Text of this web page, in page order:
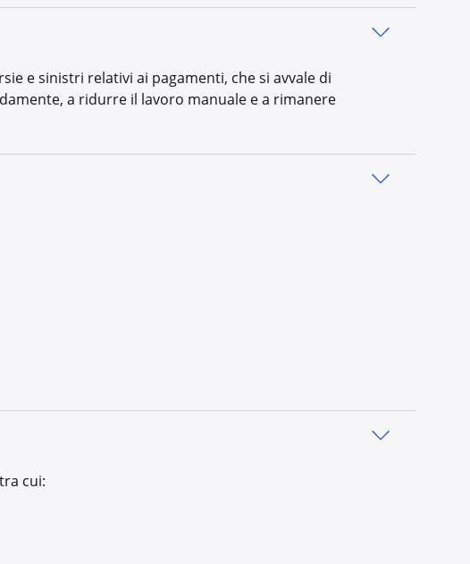
e sinistri relativi ai pagamenti, che si avvale di
a ridurre il lavoro manuale e a rimanere
cui: